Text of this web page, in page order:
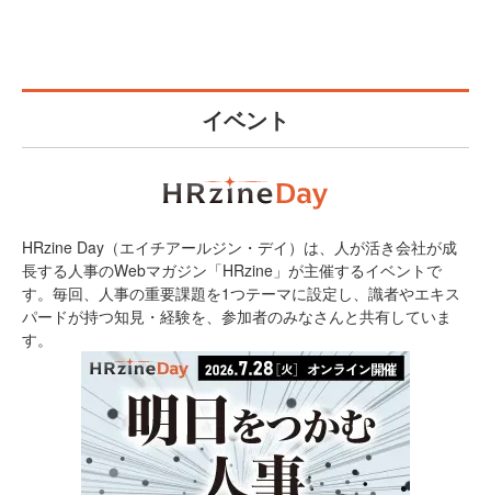
イベント
HRzine Day（エイチアールジン・デイ）は、人が活き会社が成
長する人事のWebマガジン「HRzine」が主催するイベントで
す。毎回、人事の重要課題を1つテーマに設定し、識者やエキス
パードが持つ知見・経験を、参加者のみなさんと共有していま
す。